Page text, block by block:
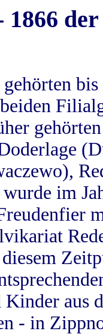
1866
im
aus
- in